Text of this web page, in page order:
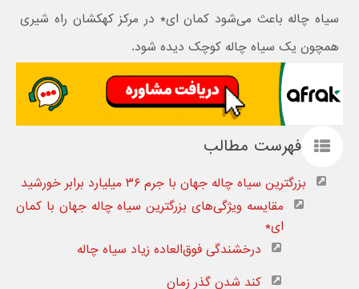
سیاه چاله باعث می‌شود کمان ای* در مرکز کهکشان راه شیری
همچون یک سیاه چاله کوچک دیده شود.
فهرست مطالب
بزرگترین سیاه چاله جهان با جرم ۳۶ میلیارد برابر خورشید
مقایسه ویژگی‌های بزرگترین سیاه چاله جهان با کمان
ای*
درخشندگی فوق‌العاده زیاد سیاه چاله
کند شدن گذر زمان